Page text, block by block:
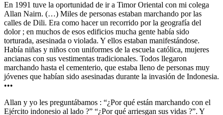
En 1991 tuve la oportunidad de ir a Timor Oriental con mi colega
Allan Nairn. (…) Miles de personas estaban marchando por las
calles de Dili. Era como hacer un recorrido por la geografía del
dolor ; en muchos de esos edificios mucha gente había sido
torturada, asesinada o violada. Y ellos estaban manifestándose.
Había niñas y niños con uniformes de la escuela católica, mujeres
ancianas con sus vestimentas tradicionales. Todos llegaron
marchando hasta el cementerio, que estaba lleno de personas muy
jóvenes que habían sido asesinadas durante la invasión de Indonesia.
•••
Allan y yo les preguntábamos : “¿Por qué están marchando con el
Ejército indonesio al lado ?” “¿Por qué arriesgan sus vidas ?”. Y